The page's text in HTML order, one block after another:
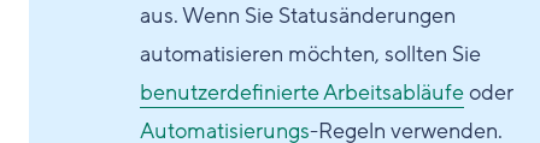
aus. Wenn Sie Statusänderungen
automatisieren möchten, sollten Sie
benutzerdefinierte Arbeitsabläufeoder
Automatisierungs-Regeln verwenden.